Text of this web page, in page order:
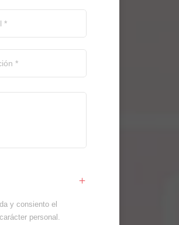
y consiento el
personal.